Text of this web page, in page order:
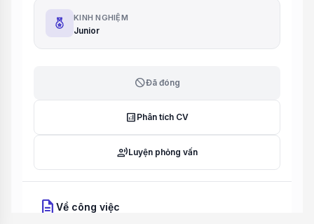
KINH NGHIỆM
Junior
blockĐã đóng
analytics Phân tích CV
record_voice_overLuyện phỏng vấn
description Về công việc